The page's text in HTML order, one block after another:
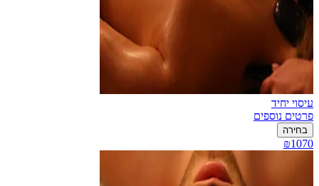
עיסוי יחיד
פרטים נוספים
בחירה
₪1070